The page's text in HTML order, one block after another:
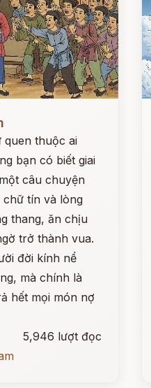
quen thuộc ai
bạn có biết giai
câu chuyện
chữ tín và lòng
thang, ăn chịu
trở thành vua.
đời kính nể
mà chính là
hết mọi món nợ
5,946 lượt đọc